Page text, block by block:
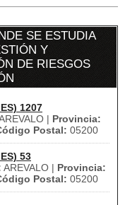
SE ESTUDIA
Y
DE RIESGOS
1207
| Provincia:
Postal: 05200
53
AREVALO | Provincia:
Postal: 05200